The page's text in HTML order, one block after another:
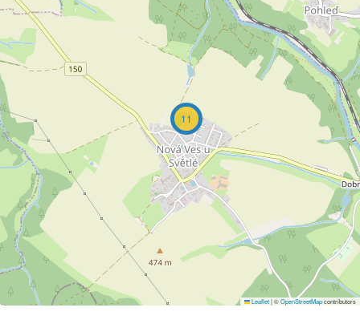
11
Leaflet|©OpenStreetMapcontributors